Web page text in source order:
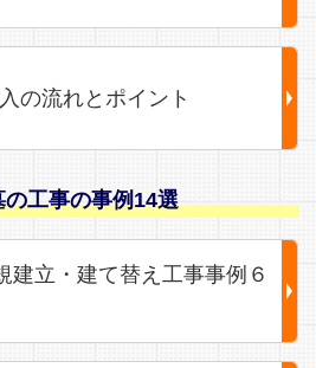
の流れとポイント
工事の事例14選
建立・建て替え工事事例６